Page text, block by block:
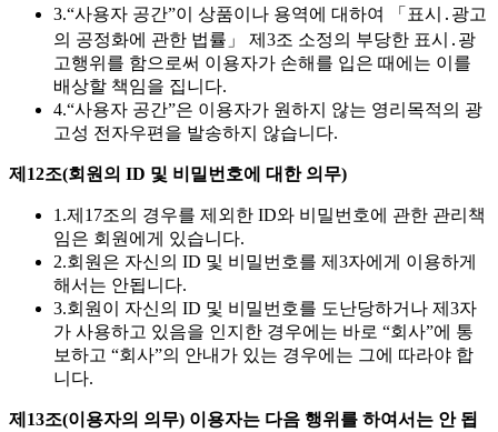
3.“사용자 공간”이 상품이나 용역에 대하여 「표시․광고
의 공정화에 관한 법률」 제3조 소정의 부당한 표시․광
고행위를 함으로써 이용자가 손해를 입은 때에는 이를
배상할 책임을 집니다.
4.“사용자 공간”은 이용자가 원하지 않는 영리목적의 광
고성 전자우편을 발송하지 않습니다.
제12조(회원의 ID 및 비밀번호에 대한 의무)
1.제17조의 경우를 제외한 ID와 비밀번호에 관한 관리책
임은 회원에게 있습니다.
2.회원은 자신의 ID 및 비밀번호를 제3자에게 이용하게
해서는 안됩니다.
3.회원이 자신의 ID 및 비밀번호를 도난당하거나 제3자
가 사용하고 있음을 인지한 경우에는 바로 “회사”에 통
보하고 “회사”의 안내가 있는 경우에는 그에 따라야 합
니다.
제13조(이용자의 의무) 이용자는 다음 행위를 하여서는 안 됩